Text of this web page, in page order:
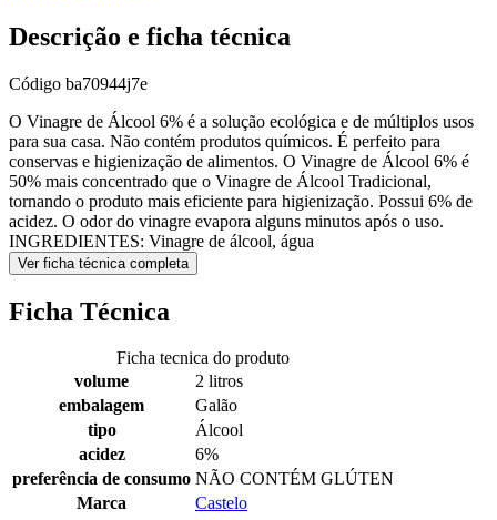
Descrição e ficha técnica
Código ba70944j7e
O Vinagre de Álcool 6% é a solução ecológica e de múltiplos usos
para sua casa. Não contém produtos químicos. É perfeito para
conservas e higienização de alimentos. O Vinagre de Álcool 6% é
50% mais concentrado que o Vinagre de Álcool Tradicional,
tornando o produto mais eficiente para higienização. Possui 6% de
acidez. O odor do vinagre evapora alguns minutos após o uso.
INGREDIENTES: Vinagre de álcool, água
Ver ficha técnica completa
Ficha Técnica
Ficha tecnica do produto
volume
2 litros
embalagem
Galão
tipo
Álcool
acidez
6%
preferência de consumo NÃO CONTÉM GLÚTEN
Marca
Castelo